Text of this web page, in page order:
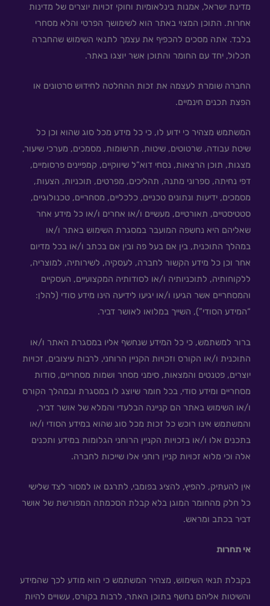
מדינת ישראל, אמנות בינלאומיות וחוקי זכויות יוצרים של מדינות
אחרות. התוכן המצוי באתר הוא לשימושך הפרטי והלא מסחרי
בלבד. אתה מסכים להכפיף את עצמך לתנאי השימוש שהחברה
תכלול, יחד עם החומר והתוכן אשר יוצגו באתר.
החברה שומרת לעצמה את זכות ההחלטה לחידוש סרטונים או
הפצת תכנים חינמיים.
המשתמש מצהיר כי ידוע לו, כי כל מידע מכל סוג שהוא וכן כל
שיטת עבודה, שרטוטים, שיטות, תרשומות, מסמכים, מערכי שיעור,
מצגות, תוכן הרצאות, נסחי דוא”ל שיווקיים, קמפיינים פרסומיים,
דפי נחיתה, ספרוני מתנה, תהליכים, מפרטים, תוכניות, הצעות,
מסמכים, ידיעות ונתונים טכניים, כלכליים, מסחריים, טכנולוגיים,
סטטיסטיים, תאורטיים, מעשיים ו/או אחרים ו/או כל מידע אחר
שאליהם היא נחשפה המועבר במסגרת השימוש באתר ו/או
במהלך התוכנית, בין אם בעל פה ובין אם בכתב ו/או בכל מדיום
אחר וכן כל מידע הקשור לחברה, לעסקיה, לשירותיה, למוצריה,
ללקוחותיה, לתוכניותיה ו/או לסודותיה המקצועיים, העסקיים
והמסחריים אשר הגיעו ו/או יגיעו לידיעה הינו מידע סודי (להלן:
“המידע הסודי”), השייך במלואו לאושר דביר.
ברור למשתמש, כי כל המידע שנחשף אליו במסגרת האתר ו/או
התוכנית ו/או הקורס וזכויות הקניין הרוחני, לרבות עיצובים, זכויות
יוצרים, פטנטים והמצאות, סימני מסחר ושמות מסחריים, סודות
מסחריים ומידע סודי, בכל חומר שיוצג לו במסגרת ובמהלך הקורס
ו/או השימוש באתר הם קניינה הבלעדי והמלא של אושר דביר,
והמשתמש אינו רוכש כל זכות מכל סוג שהוא במידע הסודי ו/או
בתכנים אלו ו/או בזכויות הקניין הרוחני הגלומות במידע ותכנים
אלה וכי מלוא זכויות קניין רוחני אלו שייכות לחברה.
אין להעתיק, להפיץ, להציג בפומבי, לתרגם או למסור לצד שלישי
כל חלק מהחומר המוגן בלא קבלת הסכמתה המפורשת של אושר
דביר בכתב ומראש.
אי תחרות
בקבלת תנאי השימוש, מצהיר המשתמש כי הוא מודע לכך שהמידע
והשיטות אליהם נחשף בתוכן האתר, לרבות בקורס, עשויים להיות